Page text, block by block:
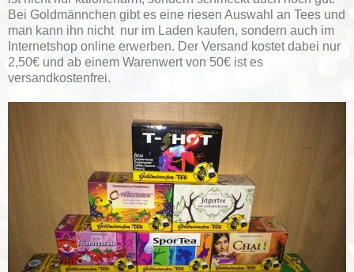
Bei Goldmännchen gibt es eine riesen Auswahl an Tees und
man kann ihn nicht nur im Laden kaufen, sondern auch im
Internetshop online erwerben. Der Versand kostet dabei nur
2,50€ und ab einem Warenwert von 50€ ist es
versandkostenfrei.